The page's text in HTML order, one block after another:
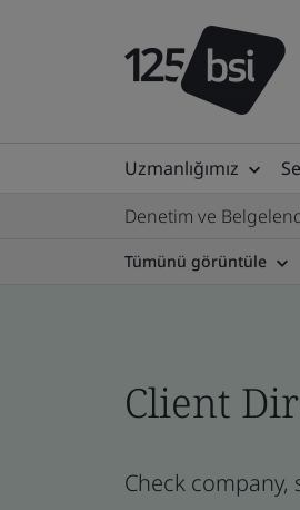
Uzmanlığımız
Denetim ve
Tümünü görüntüle
Client
Check